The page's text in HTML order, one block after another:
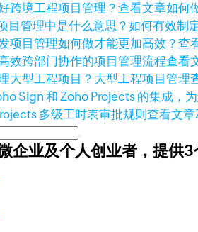
查看文章如何
查
查看
查看文章
企业及个人创业者，提供3